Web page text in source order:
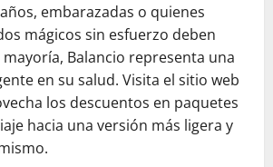
embarazadas o quienes
mágicos sin esfuerzo deben
Balancio representa una
en su salud. Visita el sitio web
los descuentos en paquetes
hacia una versión más ligera y